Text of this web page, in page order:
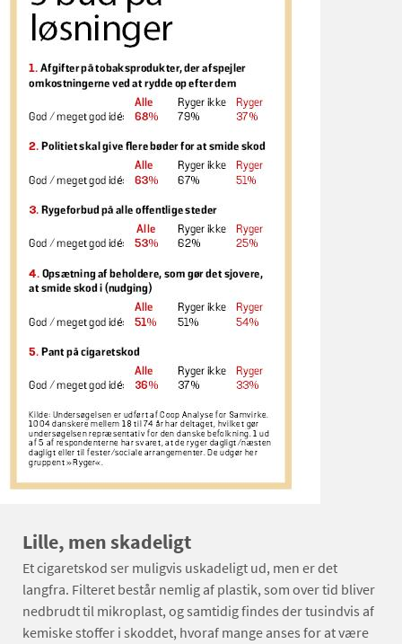
Lille, men skadeligt
Et cigaretskod ser muligvis uskadeligt ud, men er det
langfra. Filteret består nemlig af plastik, som over tid bliver
nedbrudt til mikroplast, og samtidig findes der tusindvis af
kemiske stoffer i skoddet, hvoraf mange anses for at være